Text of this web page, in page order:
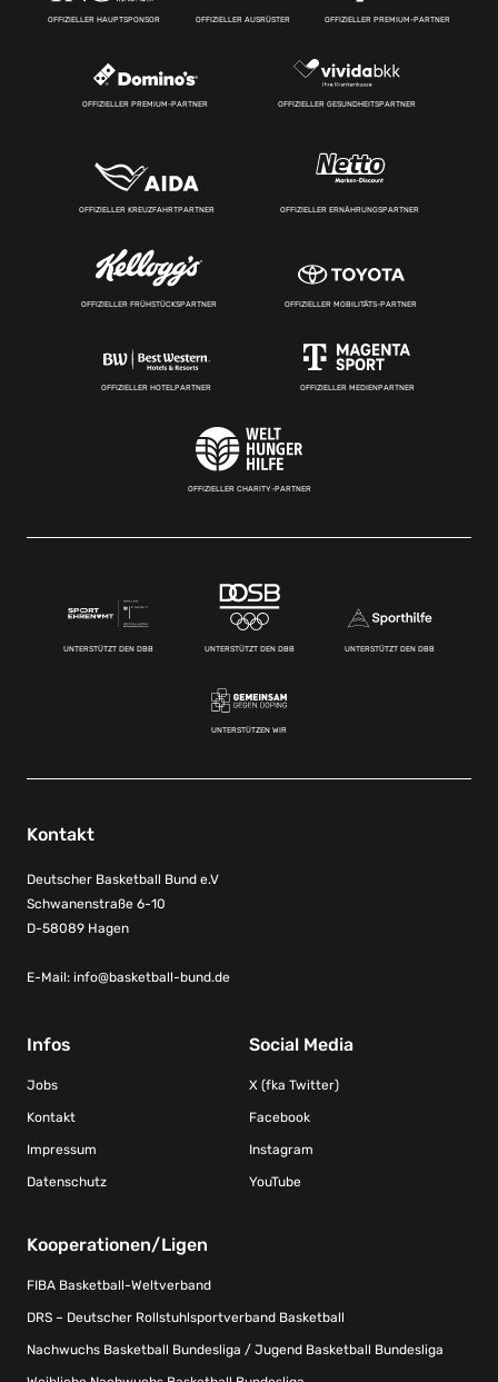
OFFIZIELLER HAUPTSPONSOR OFFIZIELLER AUSRÜSTER OFFIZIELLER PREMIUM-PARTNER
OFFIZIELLER PREMIUM-PARTNER OFFIZIELLER GESUNDHEITSPARTNER
OFFIZIELLER KREUZFAHRTPARTNER OFFIZIELLER ERNÄHRUNGSPARTNER
OFFIZIELLER FRÜHSTÜCKSPARTNER OFFIZIELLER MOBILITÄTS-PARTNER
OFFIZIELLER HOTELPARTNER OFFIZIELLER MEDIENPARTNER
OFFIZIELLER CHARITY-PARTNER
UNTERSTÜTZT DEN DBB UNTERSTÜTZT DEN DBB UNTERSTÜTZT DEN DBB
UNTERSTÜTZEN WIR
Kontakt
Deutscher Basketball Bund e.V
Schwanenstraße 6-10
D-58089 Hagen
E-Mail: info@basketball-bund.de
Infos
Jobs
Kontakt
Impressum
Datenschutz
Social Media
X (fka Twitter)
Facebook
Instagram
YouTube
Kooperationen/Ligen
FIBA Basketball-Weltverband
DRS – Deutscher Rollstuhlsportverband Basketball
Nachwuchs Basketball Bundesliga / Jugend Basketball Bundesliga